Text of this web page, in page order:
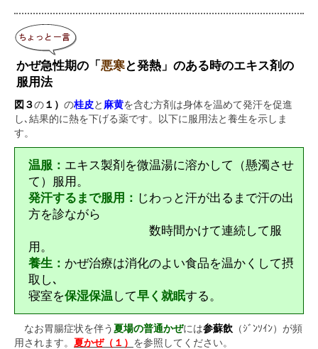
かぜ急性期の「 悪寒と発熱」のある時のエキス剤の
服用法
図３の１） の桂皮と 麻黄を含む方剤は身体を温めて発汗を促進
し､結果的に熱を下げる薬です。以下に服用法と養生を示しま
す。
温服： エキス製剤を微温湯に溶かして（懸濁させ
て）服用。
発汗するまで服用： じわっと汗が出るまで汗の出
方を診ながら
数時間かけて連続して服
用。
養生： かぜ治療は消化のよい食品を温かくして摂
取し､
寝室を保湿保温して早く就眠する。
なお胃腸症状を伴う夏場の普通かぜには参蘇飲 （ｼﾞﾝｿｲﾝ）が頻
用されます。 夏かぜ（１） を参照してください。